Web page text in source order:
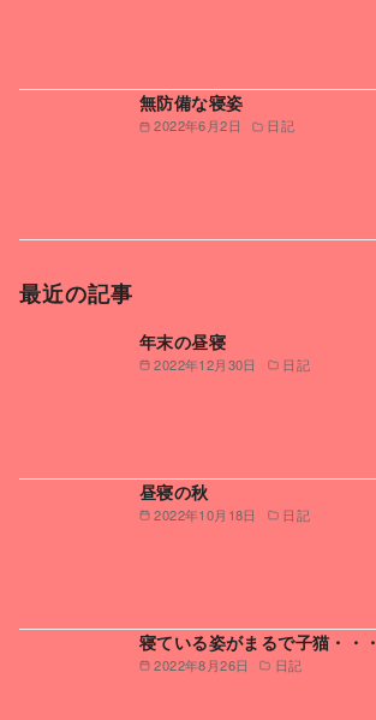
2022年6月2日 日記
無防備な寝姿
最近の記事
2022年12月30日 日記
年末の昼寝
2022年10月18日 日記
昼寝の秋
2022年8月26日 日記
寝ている姿がまるで子猫・・・